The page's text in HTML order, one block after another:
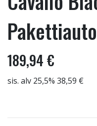
189,94 €
sis. alv 25,5% 38,59 €